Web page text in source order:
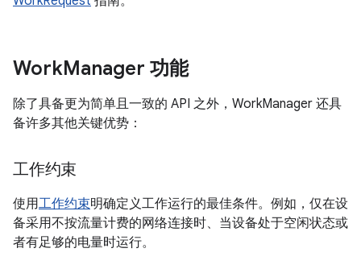
WorkManager 功能
除了具备更为简单且一致的 API 之外，WorkManager 还具
备许多其他关键优势：
工作约束
使用工作约束明确定义工作运行的最佳条件。例如，仅在设
备采用不按流量计费的网络连接时、当设备处于空闲状态或
者有足够的电量时运行。